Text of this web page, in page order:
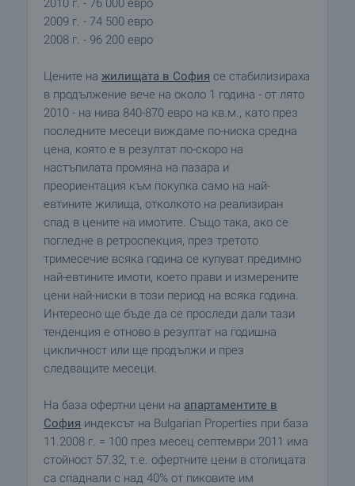
2009 г. - 74 500 евро
2008 г. - 96 200 евро
Цените на жилищата в София се стабилизираха
в продължение вече на около 1 година - от лято
2010 - на нива 840-870 евро на кв.м., като през
последните месеци виждаме по-ниска средна
цена, която е в резултат по-скоро на
настъпилата промяна на пазара и
преориентация към покупка само на най-
евтините жилища, отколкото на реализиран
спад в цените на имотите. Също така, ако се
погледне в ретроспекция, през третото
тримесечие всяка година се купуват предимно
най-евтините имоти, което прави и измерените
цени най-ниски в този период на всяка година.
Интересно ще бъде да се проследи дали тази
тенденция е отново в резултат на годишна
цикличност или ще продължи и през
следващите месеци.
На база офертни цени на апартаментите в
София индексът на Bulgarian Properties при база
11.2008 г. = 100 през месец септември 2011 има
стойност 57.32, т.е. офертните цени в столицата
са спаднали с над 40% от пиковите им